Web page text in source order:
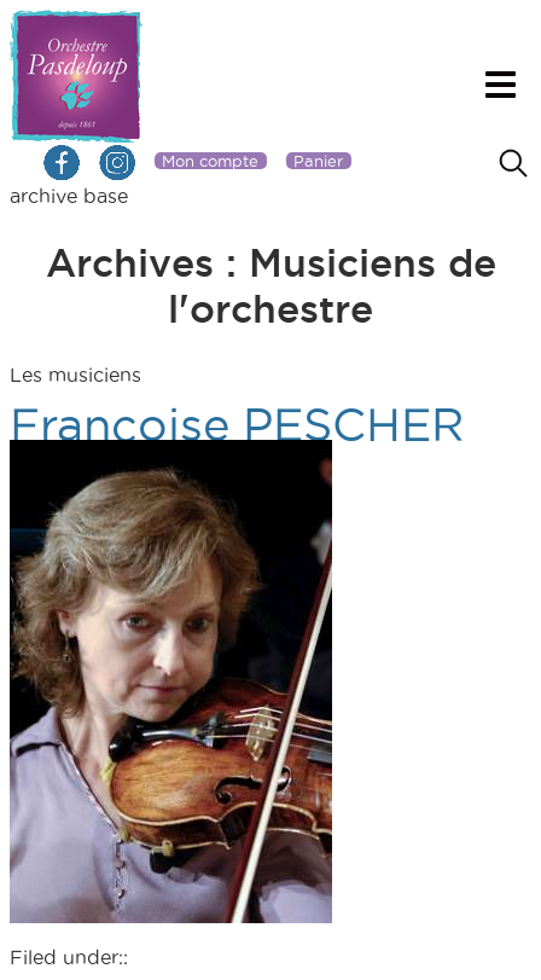
Mon compte Panier
archive base
Archives : Musiciens de
l'orchestre
Les musiciens
Françoise PESCHER
Filed under::